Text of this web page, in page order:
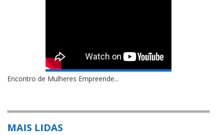
Encontro de Mulheres Empreende...
MAIS LIDAS